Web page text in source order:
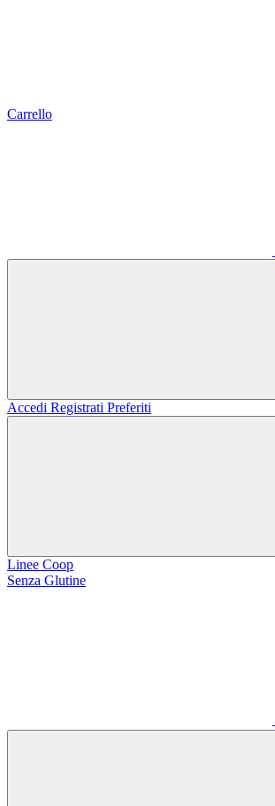
Carrello
Accedi Registrati Preferiti
Linee Coop
Senza Glutine